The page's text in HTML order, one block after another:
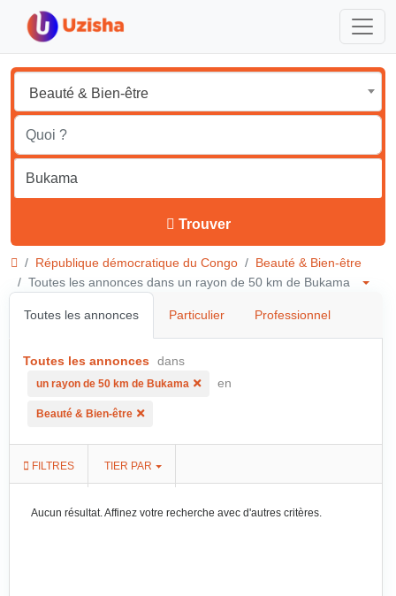
Beauté & Bien-être
Trouver
République démocratique du Congo
Beauté & Bien-être
Toutes les annonces dans un rayon de 50 km de Bukama
Toutes les annonces Particulier Professionnel
Toutes les annonces dans
un rayon de 50 km de Bukama en
Beauté & Bien-être
FILTRES TIER PAR
Aucun résultat. Affinez votre recherche avec d'autres critères.